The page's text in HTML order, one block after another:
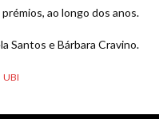
ao longo dos anos.
Santos e Bárbara Cravino.
UBI